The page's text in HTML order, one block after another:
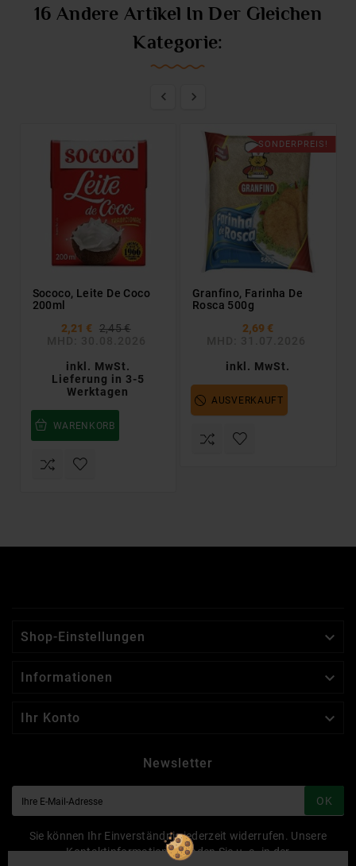
16 Andere Artikel In Der Gleichen
Kategorie:
 
Sococo, Leite De Coco
200ml
2,21 €
2,45 €
inkl. MwSt.
Lieferung in 3-5
Werktagen
WARENKORB
SONDERPREIS!
Granfino, Farinha De
Rosca 500g
2,69 €
inkl. MwSt.
AUSVERKAUFT
Shop-Einstellungen 
Informationen 
Ihr Konto 
Newsletter
OK
Sie können Ihr Einverständnis jederzeit widerrufen. Unsere
Kontaktinformationen finden Sie u. a. in der